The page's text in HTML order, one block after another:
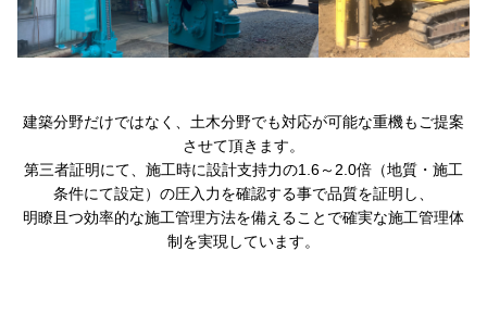
建築分野だけではなく、土木分野でも対応が可能な重機もご提案
させて頂きます。
第三者証明にて、施工時に設計支持力の1.6～2.0倍（地質・施工
条件にて設定）の圧入力を確認する事で品質を証明し、
明瞭且つ効率的な施工管理方法を備えることで確実な施工管理体
制を実現しています。